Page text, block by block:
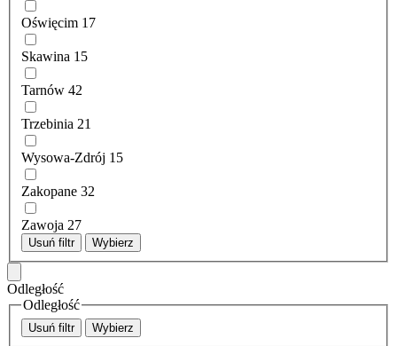
Oświęcim 17
Skawina 15
Tarnów 42
Trzebinia 21
Wysowa-Zdrój 15
Zakopane 32
Zawoja 27
Usuń filtr Wybierz
Odległość
Odległość
Usuń filtr Wybierz